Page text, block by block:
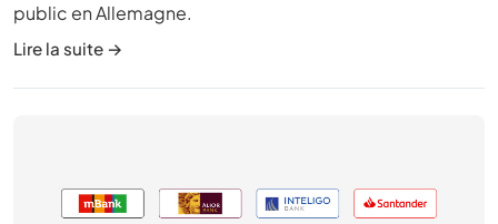
public en Allemagne.
Lire la suite →